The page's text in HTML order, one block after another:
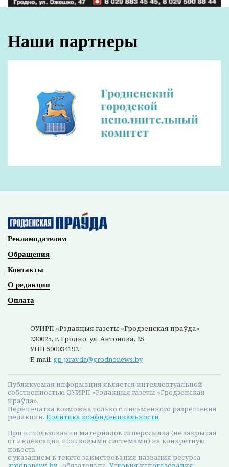
Наши партнеры
Рекламодателям
Обращения
Контакты
О редакции
Оплата
ОУИРП «Рэдакцыя газеты «Гродзенская праўда»
230025, г. Гродно, ул. Антонова, 25.
УНП 500034192
E-mail: gp-pravda@grodnonews.by
Публикуемая информация является интеллектуальной
собственностью ОУИРП «Рэдакцыя газеты «Гродзенская
праўда».
Перепечатка возможна только с письменного разрешения
редакции. Политика конфиденциальности
При использовании материалов гиперссылка (не закрытая
от индексации поисковыми системами) на конкретную
новость
с указанием в тексте заимствования названия ресурса